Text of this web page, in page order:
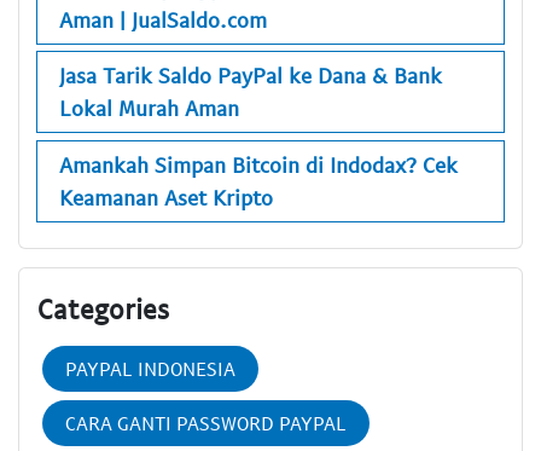
Aman | JualSaldo.com
Jasa Tarik Saldo PayPal ke Dana & Bank
Lokal Murah Aman
Amankah Simpan Bitcoin di Indodax? Cek
Keamanan Aset Kripto
Categories
PAYPAL INDONESIA
CARA GANTI PASSWORD PAYPAL